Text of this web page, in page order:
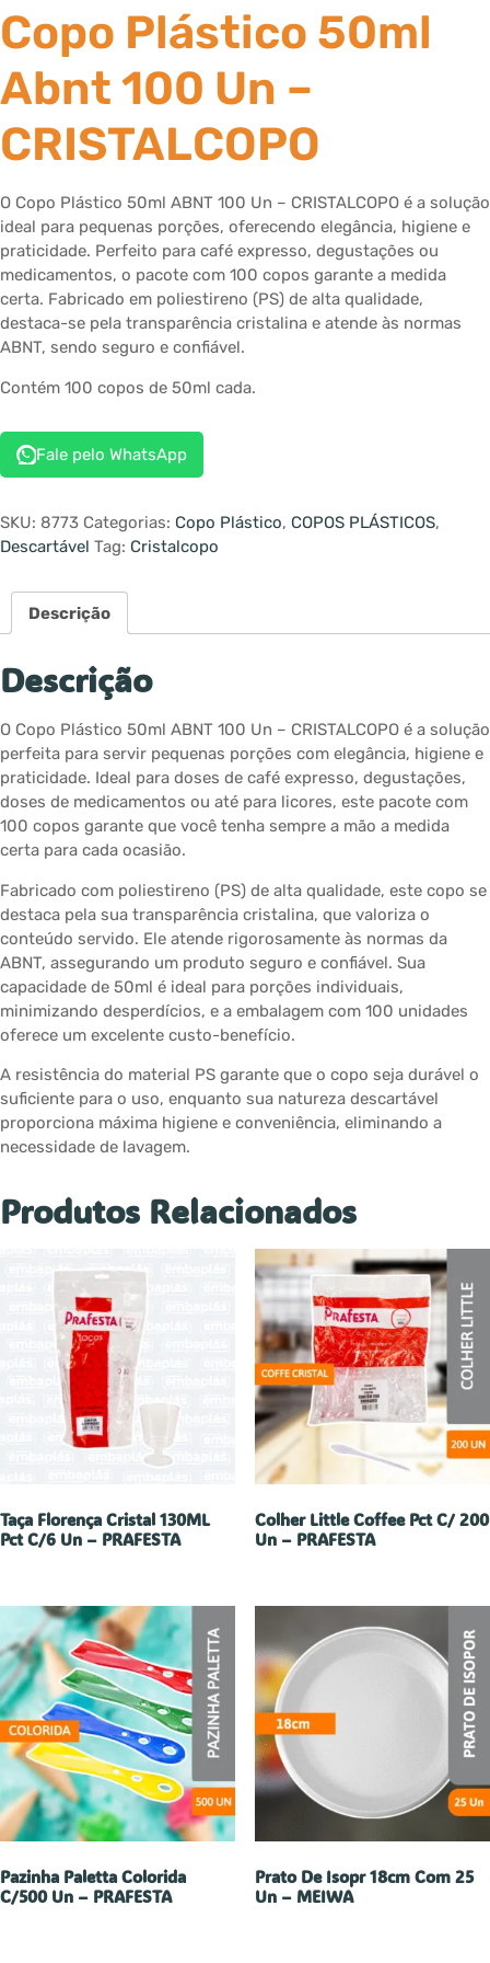
Copo Plástico 50ml
Abnt 100 Un –
CRISTALCOPO
O Copo Plástico 50ml ABNT 100 Un – CRISTALCOPO é a solução
ideal para pequenas porções, oferecendo elegância, higiene e
praticidade. Perfeito para café expresso, degustações ou
medicamentos, o pacote com 100 copos garante a medida
certa. Fabricado em poliestireno (PS) de alta qualidade,
destaca-se pela transparência cristalina e atende às normas
ABNT, sendo seguro e confiável.
Contém 100 copos de 50ml cada.
Fale pelo WhatsApp
SKU: 8773 Categorias: Copo Plástico, COPOS PLÁSTICOS,
Descartável Tag: Cristalcopo
Descrição
Descrição
O Copo Plástico 50ml ABNT 100 Un – CRISTALCOPO é a solução
perfeita para servir pequenas porções com elegância, higiene e
praticidade. Ideal para doses de café expresso, degustações,
doses de medicamentos ou até para licores, este pacote com
100 copos garante que você tenha sempre a mão a medida
certa para cada ocasião.
Fabricado com poliestireno (PS) de alta qualidade, este copo se
destaca pela sua transparência cristalina, que valoriza o
conteúdo servido. Ele atende rigorosamente às normas da
ABNT, assegurando um produto seguro e confiável. Sua
capacidade de 50ml é ideal para porções individuais,
minimizando desperdícios, e a embalagem com 100 unidades
oferece um excelente custo-benefício.
A resistência do material PS garante que o copo seja durável o
suficiente para o uso, enquanto sua natureza descartável
proporciona máxima higiene e conveniência, eliminando a
necessidade de lavagem.
Produtos Relacionados
Taça Florença Cristal 130ML
Pct C/6 Un – PRAFESTA
Colher Little Coffee Pct C/ 200
Un – PRAFESTA
Pazinha Paletta Colorida
C/500 Un – PRAFESTA
Prato De Isopr 18cm Com 25
Un – MEIWA